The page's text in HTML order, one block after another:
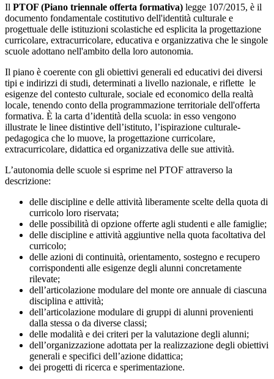
Il PTOF (Piano triennale offerta formativa) legge 107/2015, è il
documento fondamentale costitutivo dell'identità culturale e
progettuale delle istituzioni scolastiche ed esplicita la progettazione
curricolare, extracurricolare, educativa e organizzativa che le singole
scuole adottano nell'ambito della loro autonomia.
Il piano è coerente con gli obiettivi generali ed educativi dei diversi
tipi e indirizzi di studi, determinati a livello nazionale, e riflette le
esigenze del contesto culturale, sociale ed economico della realtà
locale, tenendo conto della programmazione territoriale dell'offerta
formativa. È la carta d’identità della scuola: in esso vengono
illustrate le linee distintive dell’istituto, l’ispirazione culturale-
pedagogica che lo muove, la progettazione curricolare,
extracurricolare, didattica ed organizzativa delle sue attività.
L’autonomia delle scuole si esprime nel PTOF attraverso la
descrizione:
delle discipline e delle attività liberamente scelte della quota di
curricolo loro riservata;
delle possibilità di opzione offerte agli studenti e alle famiglie;
delle discipline e attività aggiuntive nella quota facoltativa del
curricolo;
delle azioni di continuità, orientamento, sostegno e recupero
corrispondenti alle esigenze degli alunni concretamente
rilevate;
dell’articolazione modulare del monte ore annuale di ciascuna
disciplina e attività;
dell’articolazione modulare di gruppi di alunni provenienti
dalla stessa o da diverse classi;
delle modalità e dei criteri per la valutazione degli alunni;
dell’organizzazione adottata per la realizzazione degli obiettivi
generali e specifici dell’azione didattica;
dei progetti di ricerca e sperimentazione.